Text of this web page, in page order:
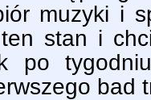
muzyki i
ten stan i
po
bad